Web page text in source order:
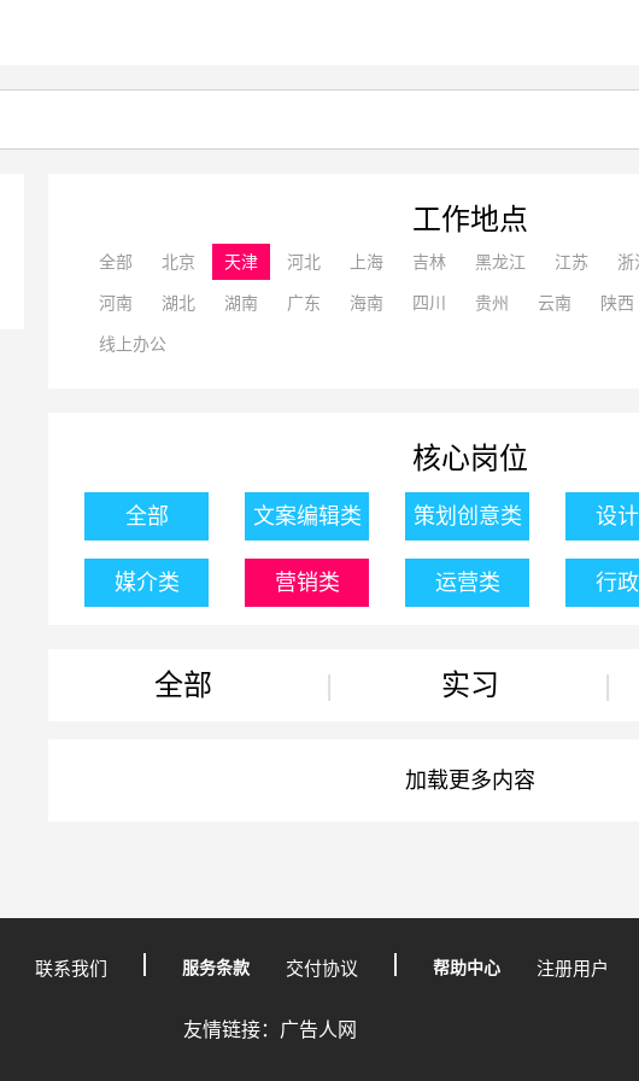
工作地点
全部 北京 天津 河北 上海 吉林 黑龙江 江苏 浙
河南 湖北 湖南 广东 海南 四川 贵州 云南 陕西
线上办公
核心岗位
全部 文案编辑类 策划创意类 设
媒介类 营销类 运营类 行
全部 | 实习 |
加载更多内容
联系我们 服务条款 交付协议 帮助中心 注册用户
友情链接：广告人网